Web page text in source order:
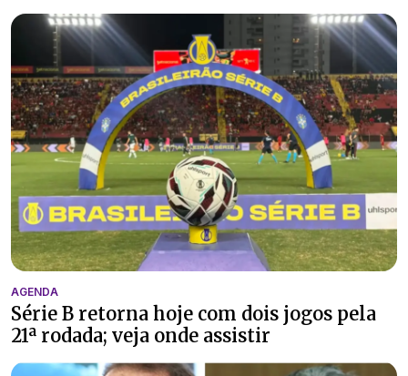
AGENDA
Série B retorna hoje com dois jogos pela
21ª rodada; veja onde assistir